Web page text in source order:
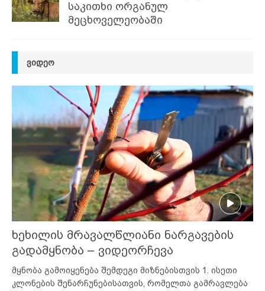
საკითხი ორგანულ
მეცხოველეობაში
ᲕᲘᲓᲔᲝ
ხეხილის მრავალწლიანი ნარგავების
გადამყნობა – ვიდეორჩევა
მყნობა გამოიყენება შემდეგი მიზნებისთვის 1. ისეთი
კლონების შენარჩუნებისათვის, რომელთა გამრავლება